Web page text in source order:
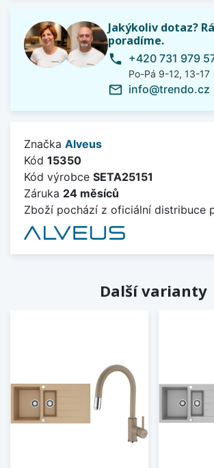
Jakýkoliv dotaz?
poradíme.
phone +420 731 979
Po-Pá 9-12, 13-17
mail_outline info@trendo.cz
Značka Alveus
Kód 15350
Kód výrobce SETA25151
Záruka 24 měsíců
Zboží pochází z oficiální distribuce
Další varianty